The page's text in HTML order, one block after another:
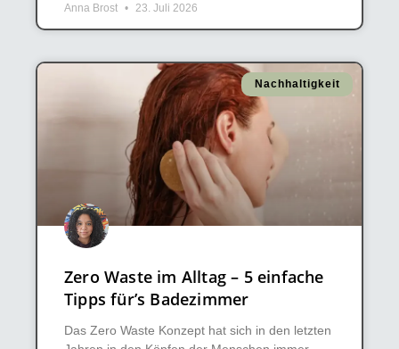
Anna Brost 23. Juli 2026
Nachhaltigkeit
Zero Waste im Alltag – 5 einfache
Tipps für’s Badezimmer
Das Zero Waste Konzept hat sich in den letzten